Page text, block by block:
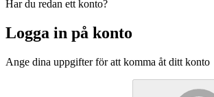
Har du redan ett konto?
Logga in på konto
Ange dina uppgifter för att komma åt ditt konto